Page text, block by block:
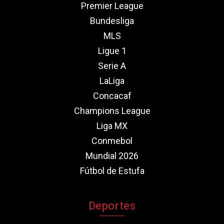
Premier League
Bundesliga
MLS
Ligue 1
Serie A
LaLiga
Concacaf
Champions League
Liga MX
Conmebol
Mundial 2026
Fútbol de Estufa
Deportes